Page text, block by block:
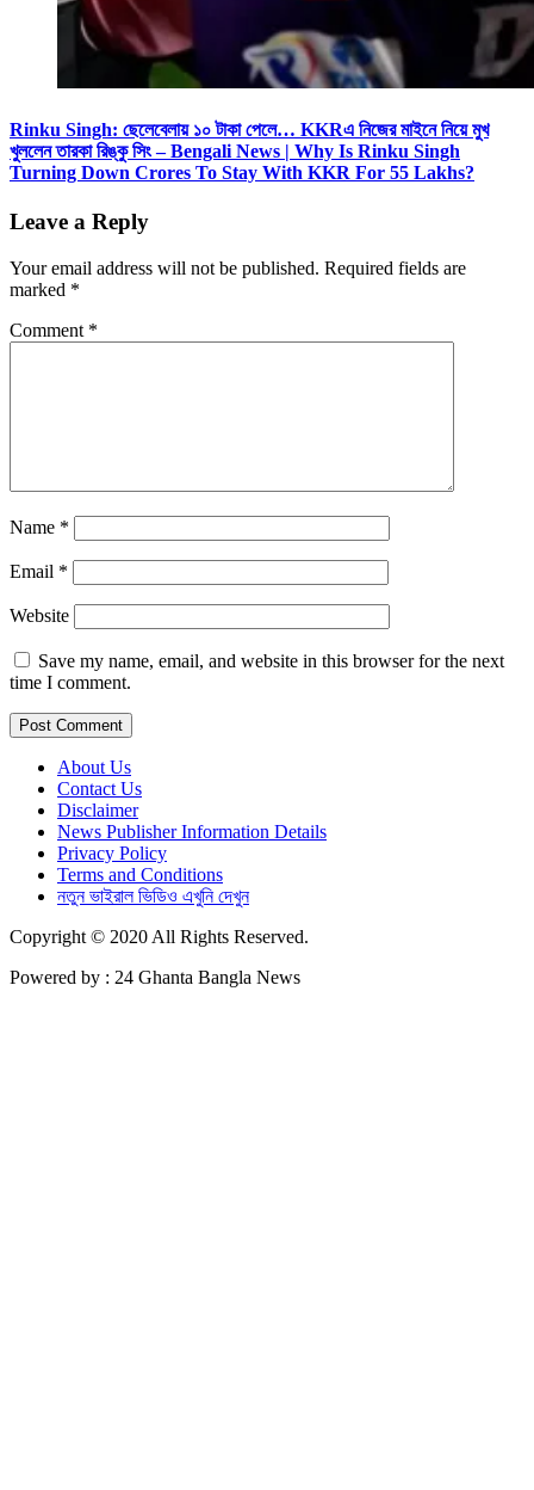
Rinku Singh: ছেলেবেলায় ১০ টাকা পেলে… KKRএ নিজের মাইনে নিয়ে মুখ
খুললেন তারকা রিঙ্কু সিং – Bengali News | Why Is Rinku Singh
Turning Down Crores To Stay With KKR For 55 Lakhs?
Leave a Reply
Your email address will not be published. Required fields are
marked *
Comment *
Name *
Email *
Website
Save my name, email, and website in this browser for the next
time I comment.
About Us
Contact Us
Disclaimer
News Publisher Information Details
Privacy Policy
Terms and Conditions
নতুন ভাইরাল ভিডিও এখুনি দেখুন
Copyright © 2020 All Rights Reserved.
Powered by : 24 Ghanta Bangla News